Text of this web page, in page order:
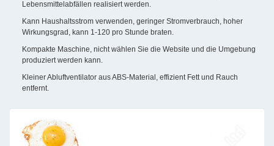
Lebensmittelabfällen realisiert werden.
Kann Haushaltsstrom verwenden, geringer Stromverbrauch, hoher
Wirkungsgrad, kann 1-120 pro Stunde braten.
Kompakte Maschine, nicht wählen Sie die Website und die Umgebung
produziert werden kann.
Kleiner Abluftventilator aus ABS-Material, effizient Fett und Rauch
entfernt.